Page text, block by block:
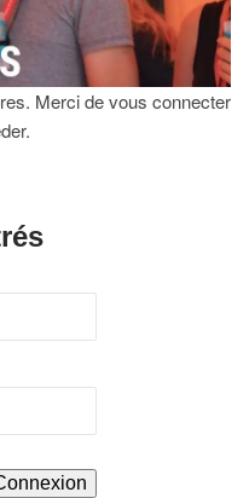
Merci de vous connecter